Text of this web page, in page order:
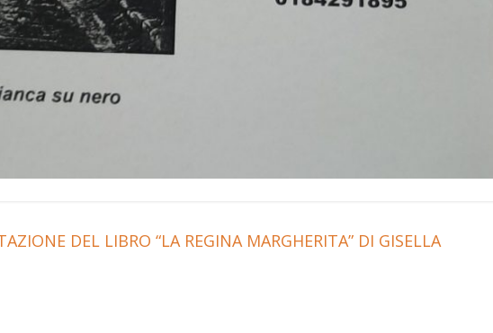
DEL LIBRO “LA REGINA MARGHERITA” DI GISELLA